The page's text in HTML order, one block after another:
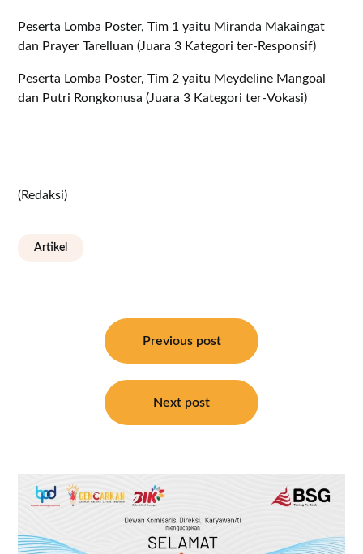
Peserta Lomba Poster, Tim 1 yaitu Miranda Makaingat
dan Prayer Tarelluan (Juara 3 Kategori ter-Responsif)
Peserta Lomba Poster, Tim 2 yaitu Meydeline Mangoal
dan Putri Rongkonusa (Juara 3 Kategori ter-Vokasi)
(Redaksi)
Artikel
Previous post
Next post